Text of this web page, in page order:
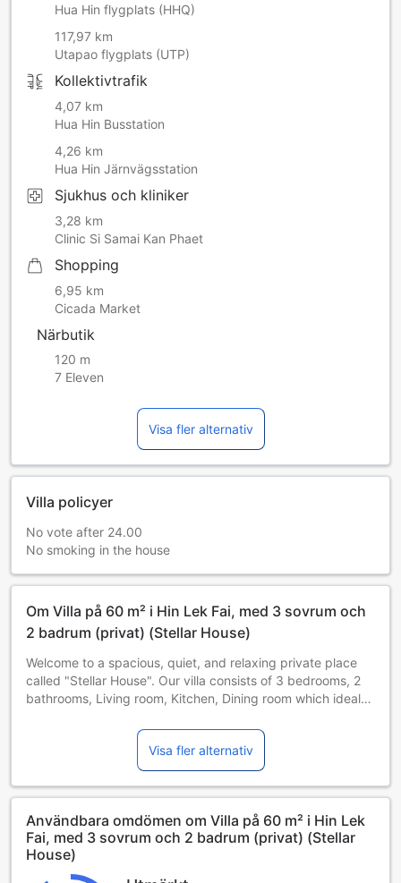
Hua Hin flygplats (HHQ)
117,97 km
Utapao flygplats (UTP)
Kollektivtrafik
4,07 km
Hua Hin Busstation
4,26 km
Hua Hin Järnvägsstation
Sjukhus och kliniker
3,28 km
Clinic Si Samai Kan Phaet
Shopping
6,95 km
Cicada Market
Närbutik
120 m
7 Eleven
Visa fler alternativ
Villa policyer
No vote after 24.00
No smoking in the house
Om Villa på 60 m² i Hin Lek Fai, med 3 sovrum och
2 badrum (privat) (Stellar House)
Welcome to a spacious, quiet, and relaxing private place
called "Stellar House". Our villa consists of 3 bedrooms, 2
bathrooms, Living room, Kitchen, Dining room which ideal
or multiple couples ( maximum 15 people ).
Our property provided:
- House with Private Pool, Shared Pool + Water Ball
- Karaoke + Lights
- Party room
- Dining Room
- kitchen + kitchen
Visa fler alternativ
Användbara omdömen om Villa på 60 m² i Hin Lek
Fai, med 3 sovrum och 2 badrum (privat) (Stellar
House)